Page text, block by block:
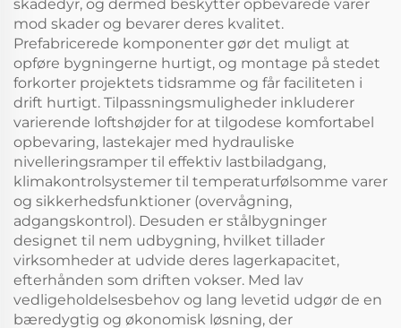
skadedyr, og dermed beskytter opbevarede varer
mod skader og bevarer deres kvalitet.
Prefabricerede komponenter gør det muligt at
opføre bygningerne hurtigt, og montage på stedet
forkorter projektets tidsramme og får faciliteten i
drift hurtigt. Tilpassningsmuligheder inkluderer
varierende loftshøjder for at tilgodese komfortabel
opbevaring, lastekajer med hydrauliske
nivelleringsramper til effektiv lastbiladgang,
klimakontrolsystemer til temperaturfølsomme varer
og sikkerhedsfunktioner (overvågning,
adgangskontrol). Desuden er stålbygninger
designet til nem udbygning, hvilket tillader
virksomheder at udvide deres lagerkapacitet,
efterhånden som driften vokser. Med lav
vedligeholdelsesbehov og lang levetid udgør de en
bæredygtig og økonomisk løsning, der